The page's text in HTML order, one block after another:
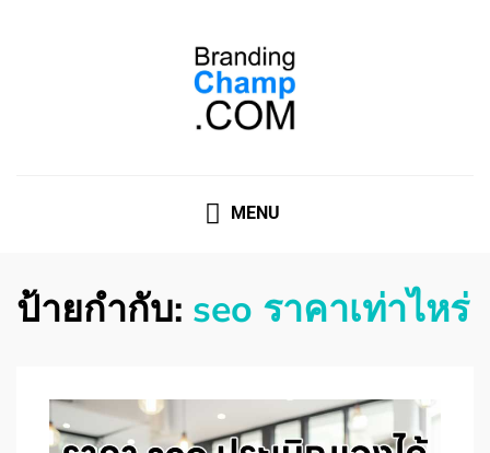
MENU
ป้ายกำกับ: seo ราคาเท่าไหร่